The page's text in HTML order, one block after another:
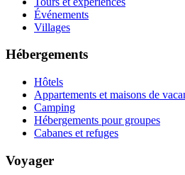
Événements
Villages
Hébergements
Hôtels
Appartements et maisons de
Camping
Hébergements pour groupes
Cabanes et refuges
Voyager